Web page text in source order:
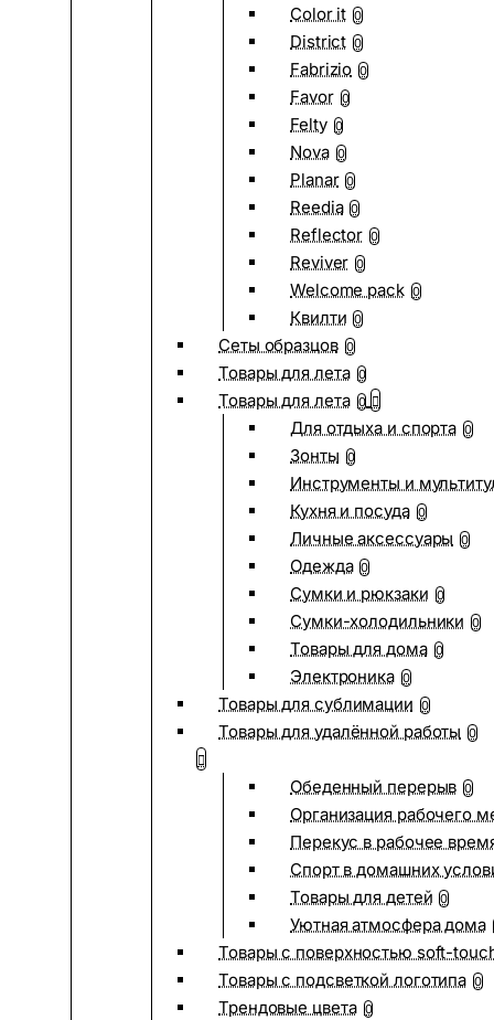
Color it 0
District 0
Fabrizio 0
Favor 0
Felty 0
Nova 0
Planar 0
Reedia 0
Reflector 0
Reviver 0
Welcome pack 0
Квилти 0
Сеты образцов 0
Товары для лета 0
Товары для лета 0
Для отдыха и спорта 0
Зонты 0
Инструменты и
Кухня и посуда 0
Личные аксессуары 0
Одежда 0
Сумки и рюкзаки 0
Сумки-холодильники 0
Товары для дома 0
Электроника 0
Товары для сублимации 0
Товары для удалённой работы 0
Обеденный перерыв 0
Организация рабочего
Перекус в рабочее
Спорт в домашних
Товары для детей 0
Уютная атмосфера дома
Товары с поверхностью soft-
Товары с подсветкой логотипа 0
Трендовые цвета 0